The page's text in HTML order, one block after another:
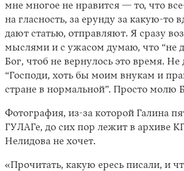
мне многое не нравится — то, что
на гласность, за ерунду за какую-то
дают статью, отправляют. Я сразу
мыслями и с ужасом думаю, что “не
Бог, чтоб не вернулось это время.
“Господи, хоть бы моим внукам и
стране в нормальной”. Просто молю
Фотография, из-за которой Галина
ГУЛАГе, до сих пор лежит в архиве
Нелидова не хочет.
«Прочитать, какую ересь писали, и